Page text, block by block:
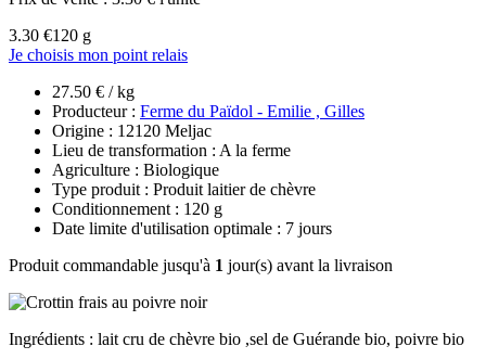
3.30 €120 g
Je choisis mon point relais
27.50 € / kg
Producteur : Ferme du Païdol - Emilie , Gilles
Origine : 12120 Meljac
Lieu de transformation : A la ferme
Agriculture : Biologique
Type produit : Produit laitier de chèvre
Conditionnement : 120 g
Date limite d'utilisation optimale : 7 jours
Produit commandable jusqu'à 1 jour(s) avant la livraison
Ingrédients : lait cru de chèvre bio ,sel de Guérande bio, poivre bio